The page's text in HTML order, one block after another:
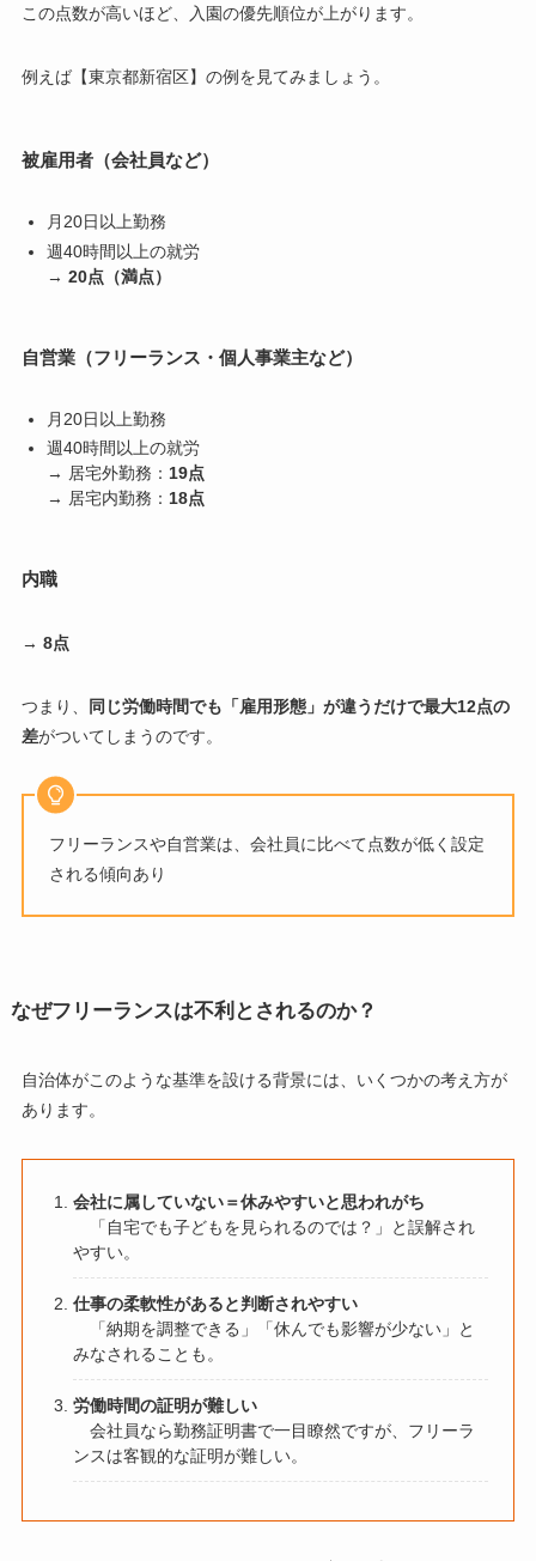
この点数が高いほど、入園の優先順位が上がります。
例えば【東京都新宿区】の例を見てみましょう。
被雇用者（会社員など）
月20日以上勤務
週40時間以上の就労
→ 20点（満点）
自営業（フリーランス・個人事業主など）
月20日以上勤務
週40時間以上の就労
→ 居宅外勤務： 19点
→ 居宅内勤務： 18点
内職
→ 8点
つまり、
同じ労働時間でも「雇用形態」が違うだけで最大12点の
差がついてしまうのです。
フリーランスや自営業は、会社員に比べて点数が低く設定
される傾向あり
なぜフリーランスは不利とされるのか？
自治体がこのような基準を設ける背景には、いくつかの考え方が
あります。
会社に属していない＝休みやすいと思われがち
「自宅でも子どもを見られるのでは？」と誤解され
やすい。
仕事の柔軟性があると判断されやすい
「納期を調整できる」「休んでも影響が少ない」と
みなされることも。
労働時間の証明が難しい
会社員なら勤務証明書で一目瞭然ですが、フリーラ
ンスは客観的な証明が難しい。